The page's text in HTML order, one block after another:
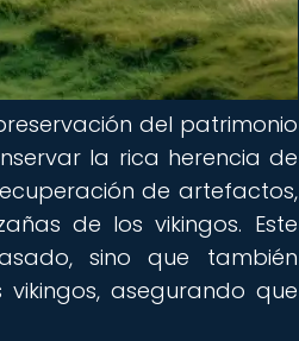
del patrimonio
la rica herencia de
de artefactos,
de los vikingos. Este
sino que también
asegurando que